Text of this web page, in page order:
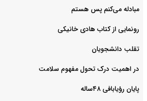
مبادله می‌کنم پس هستم
رونمایی از کتاب هادی خانیکی
‌تقلب دانشجویان
در اهمیت درک تحول مفهوم سلامت
پایان رؤیابافی ۴۸ساله